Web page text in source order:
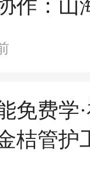
作：山
新篇
免费学
桔管护